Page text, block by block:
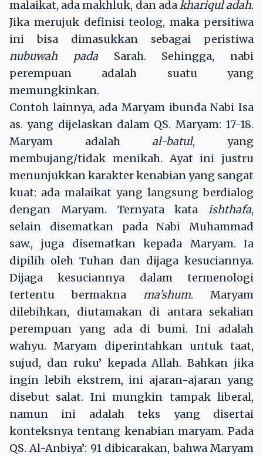
malaikat, ada makhluk, dan adakhariqul adah.
Jika merujuk definisi teolog, maka persitiwa
ini bisa dimasukkan sebagai peristiwa
nubuwah padaSarah. Sehingga, nabi
perempuan adalah suatu yang
memungkinkan.
Contoh lainnya, ada Maryam ibunda Nabi Isa
as. yang dijelaskan dalam QS. Maryam: 17-18.
Maryam adalah al-batul, yang
membujang/tidak menikah. Ayat ini justru
menunjukkan karakter kenabian yang sangat
kuat: ada malaikat yang langsung berdialog
dengan Maryam. Ternyata kata ishthafa,
selain disematkan pada Nabi Muhammad
saw., juga disematkan kepada Maryam. Ia
dipilih oleh Tuhan dan dijaga kesuciannya.
Dijaga kesuciannya dalam termenologi
tertentu bermakna ma’shum. Maryam
dilebihkan, diutamakan di antara sekalian
perempuan yang ada di bumi. Ini adalah
wahyu. Maryam diperintahkan untuk taat,
sujud, dan ruku’ kepada Allah. Bahkan jika
ingin lebih ekstrem, ini ajaran-ajaran yang
disebut salat. Ini mungkin tampak liberal,
namun ini adalah teks yang disertai
konteksnya tentang kenabian maryam. Pada
QS. Al-Anbiya’: 91 dibicarakan, bahwa Maryam